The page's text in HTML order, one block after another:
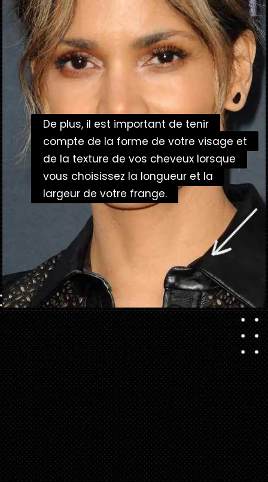
De plus, il est important de tenir
compte de la forme de votre visage et
de la texture de vos cheveux lorsque
vous choisissez la longueur et la
largeur de votre frange.
De plus, il est important de tenir
compte de la forme de votre visage et
de la texture de vos cheveux lorsque
vous choisissez la longueur et la
largeur de votre frange.
Ouverture